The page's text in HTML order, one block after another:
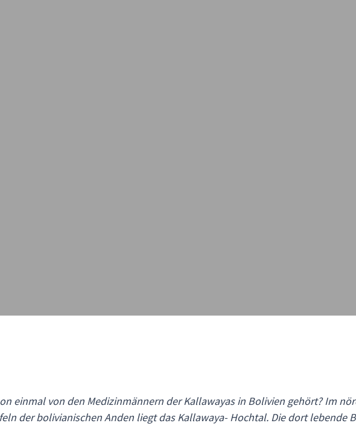
einmal von den Medizinmännern der Kallawayas in Bolivien gehört? Im
der bolivianischen Anden liegt das Kallawaya- Hochtal. Die dort lebende